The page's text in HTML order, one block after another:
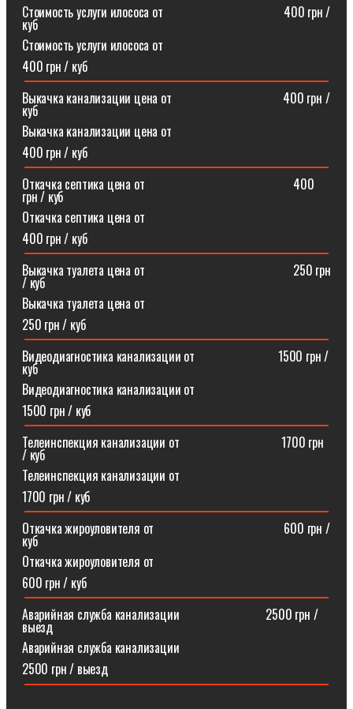
Стоимость услуги илососа от⠀⠀⠀⠀⠀⠀⠀⠀⠀⠀⠀⠀⠀400 грн /
куб
Стоимость услуги илососа от
400 грн / куб
Выкачка канализации цена от⠀⠀⠀⠀⠀⠀⠀⠀⠀⠀⠀⠀400 грн /
куб
Выкачка канализации цена от
400 грн / куб
Откачка септика цена от⠀⠀⠀⠀⠀⠀⠀⠀⠀⠀⠀⠀⠀⠀⠀⠀400
грн / куб
Откачка септика цена от
400 грн / куб
Выкачка туалета цена от⠀⠀⠀⠀⠀⠀⠀⠀⠀⠀⠀⠀⠀⠀⠀⠀250 грн
/ куб
Выкачка туалета цена от
250 грн / куб
Видеодиагностика канализации от⠀⠀⠀⠀⠀⠀⠀⠀⠀1500 грн /
куб
Видеодиагностика канализации от
1500 грн / куб
Телеинспекция канализации от⠀⠀⠀⠀⠀⠀⠀⠀⠀⠀⠀1700 грн
/ куб
Телеинспекция канализации от
1700 грн / куб
Откачка жироуловителя от⠀⠀⠀⠀⠀⠀⠀⠀⠀⠀⠀⠀⠀⠀600 грн /
куб
Откачка жироуловителя от
600 грн / куб
Аварийная служба канализации ⠀⠀⠀⠀⠀⠀⠀⠀⠀2500 грн /
выезд
Аварийная служба канализации
2500 грн / выезд